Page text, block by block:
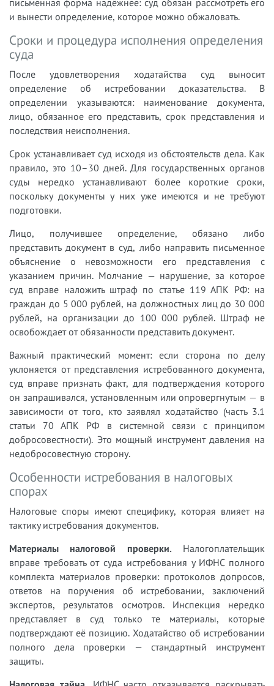
письменная форма надёжнее: суд обязан рассмотреть его
и вынести определение, которое можно обжаловать.
Сроки и процедура исполнения определения
суда
После удовлетворения ходатайства суд выносит
определение об истребовании доказательства. В
определении указываются: наименование документа,
лицо, обязанное его представить, срок представления и
последствия неисполнения.
Срок устанавливает суд исходя из обстоятельств дела. Как
правило, это 10–30 дней. Для государственных органов
суды нередко устанавливают более короткие сроки,
поскольку документы у них уже имеются и не требуют
подготовки.
Лицо, получившее определение, обязано либо
представить документ в суд, либо направить письменное
объяснение о невозможности его представления с
указанием причин. Молчание — нарушение, за которое
суд вправе наложить штраф по статье 119 АПК РФ: на
граждан до 5 000 рублей, на должностных лиц до 30 000
рублей, на организации до 100 000 рублей. Штраф не
освобождает от обязанности представить документ.
Важный практический момент: если сторона по делу
уклоняется от представления истребованного документа,
суд вправе признать факт, для подтверждения которого
он запрашивался, установленным или опровергнутым — в
зависимости от того, кто заявлял ходатайство (часть 3.1
статьи 70 АПК РФ в системной связи с принципом
добросовестности). Это мощный инструмент давления на
недобросовестную сторону.
Особенности истребования в налоговых
спорах
Налоговые споры имеют специфику, которая влияет на
тактику истребования документов.
Материалы налоговой проверки. Налогоплательщик
вправе требовать от суда истребования у ИФНС полного
комплекта материалов проверки: протоколов допросов,
ответов на поручения об истребовании, заключений
экспертов, результатов осмотров. Инспекция нередко
представляет в суд только те материалы, которые
подтверждают её позицию. Ходатайство об истребовании
полного дела проверки — стандартный инструмент
защиты.